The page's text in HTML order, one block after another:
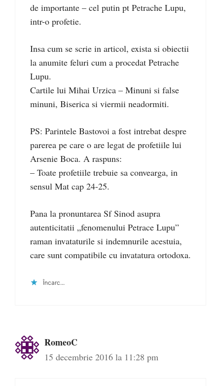
de importante – cel putin pt Petrache Lupu,
intr-o profetie.
Insa cum se scrie in articol, exista si obiectii
la anumite feluri cum a procedat Petrache
Lupu.
Cartile lui Mihai Urzica – Minuni si false
minuni, Biserica si viermii neadormiti.
PS: Parintele Bastovoi a fost intrebat despre
parerea pe care o are legat de profetiile lui
Arsenie Boca. A raspuns:
– Toate profetiile trebuie sa convearga, in
sensul Mat cap 24-25.
Pana la pronuntarea Sf Sinod asupra
autenticitatii „fenomenului Petrace Lupu”
raman invataturile si indemnurile acestuia,
care sunt compatibile cu invatatura ortodoxa.
Încarc...
RomeoC
15 decembrie 2016 la 11:28 pm